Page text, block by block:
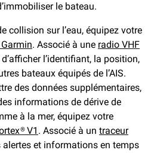
le bateau.
collision sur l’eau, équipez votre
. Associé à une radio VHF
l’identifiant, la position,
bateaux équipés de l’AIS.
des données supplémentaires,
informations de dérive de
à la mer, équipez votre
V1 . Associé à un traceur
alertes et informations en temps